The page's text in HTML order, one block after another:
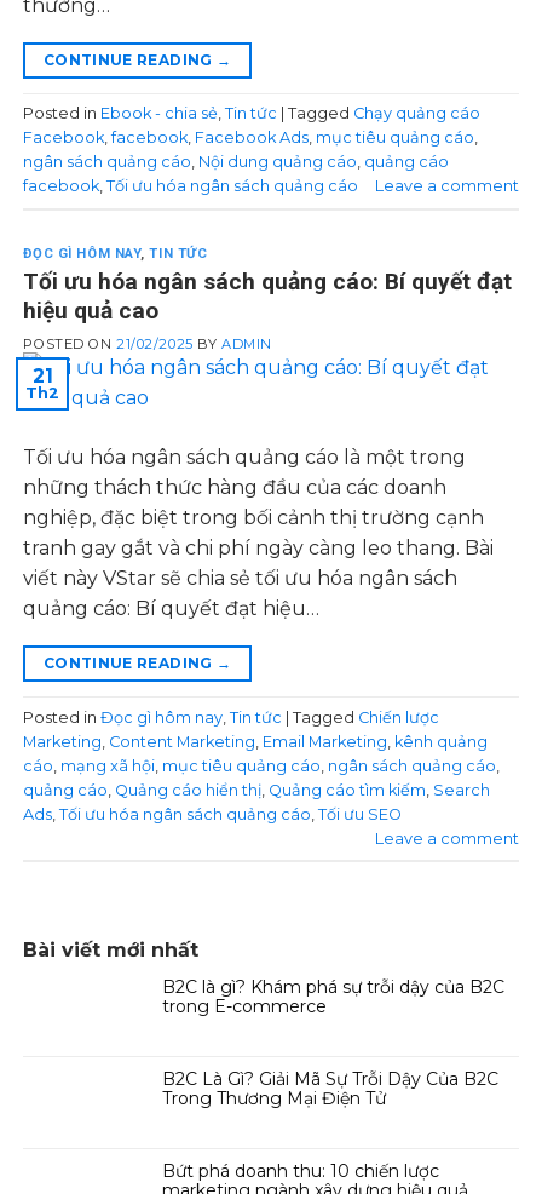
thường…
CONTINUE READING →
Posted in Ebook - chia sẻ,Tin tức |Tagged Chạy quảng cáo
Facebook,facebook, Facebook Ads, mục tiêu quảng cáo,
ngân sách quảng cáo, Nội dung quảng cáo, quảng cáo
facebook,Tối ưu hóa ngân sách quảng cáo Leave a comment
ĐỌC GÌ HÔM NAY,TIN TỨC
Tối ưu hóa ngân sách quảng cáo: Bí quyết đạt
hiệu quả cao
POSTED ON21/02/2025 BY ADMIN
21
Th2
Tối ưu hóa ngân sách quảng cáo là một trong
những thách thức hàng đầu của các doanh
nghiệp, đặc biệt trong bối cảnh thị trường cạnh
tranh gay gắt và chi phí ngày càng leo thang. Bài
viết này VStar sẽ chia sẻ tối ưu hóa ngân sách
quảng cáo: Bí quyết đạt hiệu…
CONTINUE READING →
Posted inĐọc gì hôm nay ,Tin tức |Tagged Chiến lược
Marketing Content Marketing Email Marketing kênh quảng
cáo mạng xã hội mục tiêu quảng cáo ngân sách quảng cáo
quảng cáo Quảng cáo hiển thị Quảng cáo tìm kiếm Search
Ads ,Tối ưu hóa ngân sách quảng cáo ,Tối ưu SEO
Leave a comment
Bài viết mới nhất
B2C là gì? Khám phá sự trỗi dậy của B2C
trong E-commerce
B2C Là Gì? Giải Mã Sự Trỗi Dậy Của B2C
Trong Thương Mại Điện Tử
Bứt phá doanh thu: 10 chiến lược